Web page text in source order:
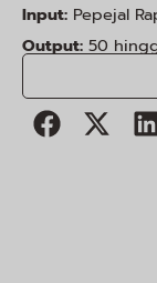
Input: Pepejal
Output: 50